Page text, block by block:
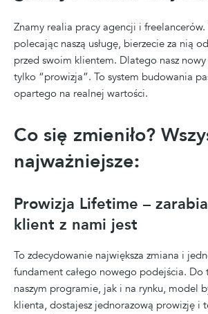
Znamy realia pracy agencji i freelancerów.
polecając naszą usługę, bierzecie za nią
przed swoim klientem. Dlatego nasz
tylko “prowizja”. To system budowania
opartego na realnej wartości.
Co się zmieniło?
najważniejsze:
Prowizja Lifetime –
klient z nami jest
To zdecydowanie największa zmiana i
fundament całego nowego podejścia. Do
naszym programie, jak i na rynku, model
klienta, dostajesz jednorazową prowizję i